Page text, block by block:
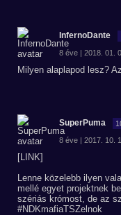
InfernoDante
8 éve | 2018. 01.
Milyen alaplapod lesz?
SuperPuma
8 éve | 2017. 10.
[LINK]
Lenne közelebb ilyen
mellé egyet projektnek
szériás krómost, de az
#NDKmafiaTSZelnok